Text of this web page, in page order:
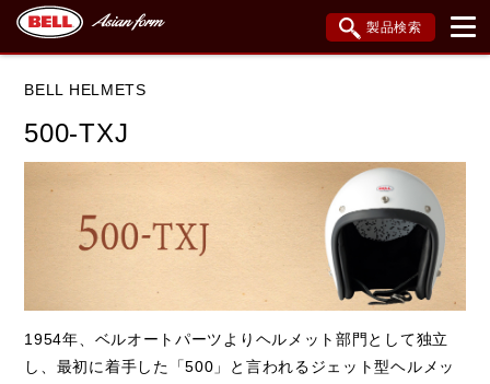
製品検索
データを準備しています。
閉じる
BELL HELMETS
500-TXJ
1954年、ベルオートパーツよりヘルメット部門として独立
し、最初に着手した「500」と言われるジェット型ヘルメッ